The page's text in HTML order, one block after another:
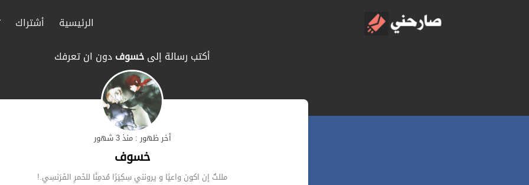
الرئيسية أشتراك
أكتب رسالة إلىخسوفدون ان تعرفك
أخر ظهور : منذ 3 شهور
خسوف
مللتُ إن اكون واعيًا و يرونني سِكِيَرًا مُدمِنًا للخَمرِ الفَرَنسِي.!